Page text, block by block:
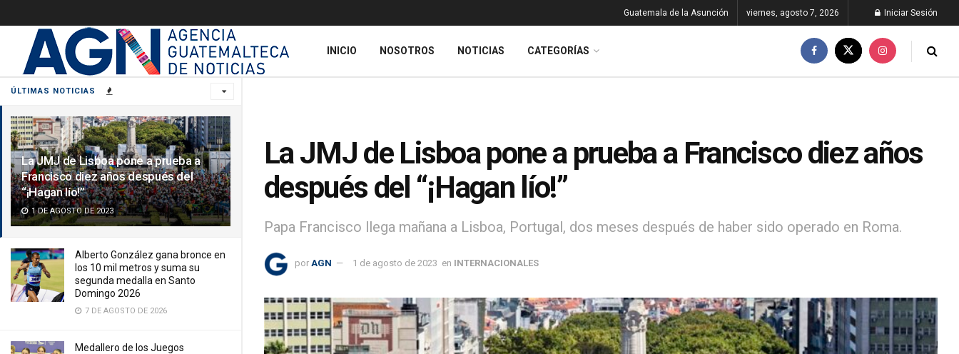
ÚLTIMAS NOTICIAS
La JMJ de Lisboa pone a prueba a
Francisco diez años después del
“¡Hagan lío!”
1 DE AGOSTO DE 2023
Alberto González gana bronce en
los 10 mil metros y suma su
segunda medalla en Santo
Domingo 2026
7 DE AGOSTO DE 2026
Medallero de los Juegos
Guatemala de la Asunción viernes, agosto 7, 2026 Iniciar Sesión
INICIO NOSOTROS NOTICIAS CATEGORÍAS
La JMJ de Lisboa pone a prueba a Francisco diez años
después del “¡Hagan lío!”
Papa Francisco llega mañana a Lisboa, Portugal, dos meses después de haber sido operado en Roma.
por AGN 1 de agosto de 2023 en INTERNACIONALES